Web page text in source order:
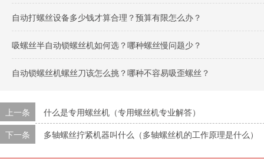
自动打螺丝设备多少钱才算合理？预算有限怎么办？
吸螺丝半自动锁螺丝机如何选？哪种螺丝慢问题少？
自动锁螺丝机螺丝刀该怎么挑？哪种不容易吸歪螺丝？
上一条
什么是专用螺丝机（专用螺丝机专业解答）
下一条
多轴螺丝拧紧机器叫什么（多轴螺丝机的工作原理是什么）